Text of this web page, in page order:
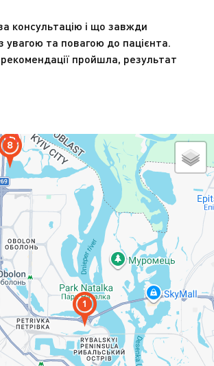
консультацію і що завжди
увагою та повагою до пацієнта.
пройшла, результат